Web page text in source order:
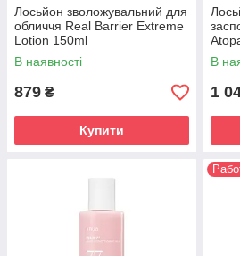
Лосьйон зволожувальний для
обличчя Real Barrier Extreme
Lotion 150ml
В наявності
879 ₴
Купити
180ml
В
1